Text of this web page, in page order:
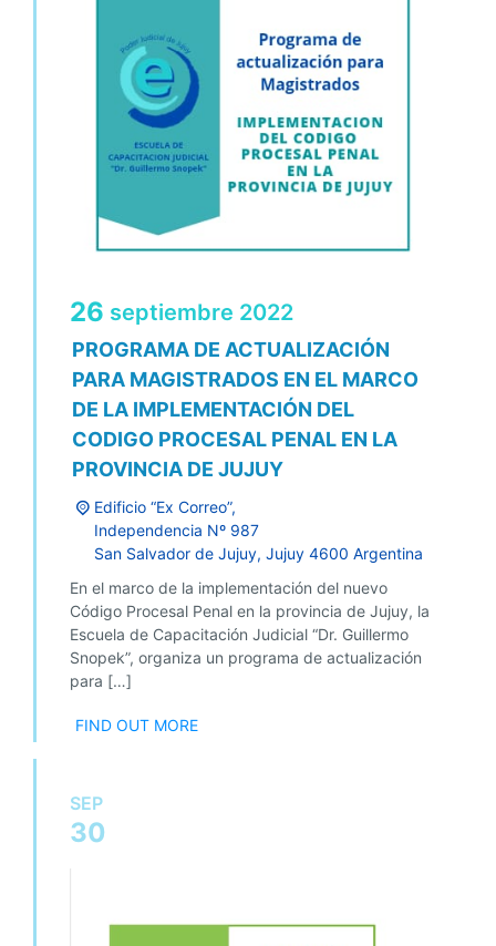
26 septiembre 2022
PROGRAMA DE ACTUALIZACIÓN
PARA MAGISTRADOS EN EL MARCO
DE LA IMPLEMENTACIÓN DEL
CODIGO PROCESAL PENAL EN LA
PROVINCIA DE JUJUY
Edificio “Ex Correo”,
Independencia Nº 987
San Salvador de Jujuy, Jujuy 4600 Argentina
En el marco de la implementación del nuevo
Código Procesal Penal en la provincia de Jujuy, la
Escuela de Capacitación Judicial “Dr. Guillermo
Snopek”, organiza un programa de actualización
para […]
FIND OUT MORE
SEP
30